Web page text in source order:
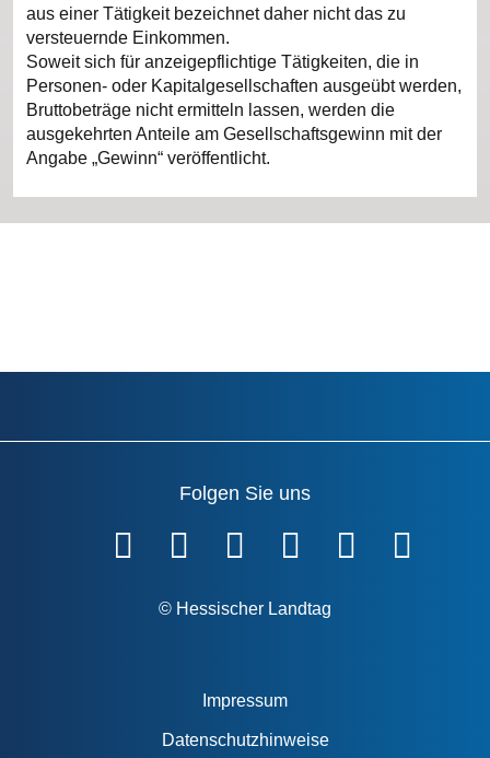
aus einer Tätigkeit bezeichnet daher nicht das zu
versteuernde Einkommen.
Soweit sich für anzeigepflichtige Tätigkeiten, die in
Personen- oder Kapitalgesellschaften ausgeübt werden,
Bruttobeträge nicht ermitteln lassen, werden die
ausgekehrten Anteile am Gesellschaftsgewinn mit der
Angabe „Gewinn“ veröffentlicht.
Folgen Sie uns
© Hessischer Landtag
Impressum
Datenschutzhinweise